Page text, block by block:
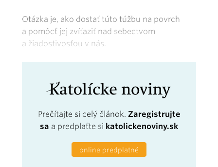
Otázka je, ako dostať túto túžbu na povrch
a pomôcť jej zvíťaziť nad sebectvom
a žiadostivosťou v nás.
Prečítajte si celý článok. Zaregistrujte
sa a predplaťte si katolickenoviny.sk
online predplatné